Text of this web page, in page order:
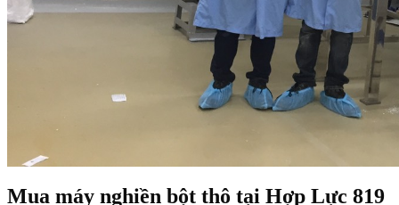
Mua máy nghiền bột thô tại Hợp Lực 819